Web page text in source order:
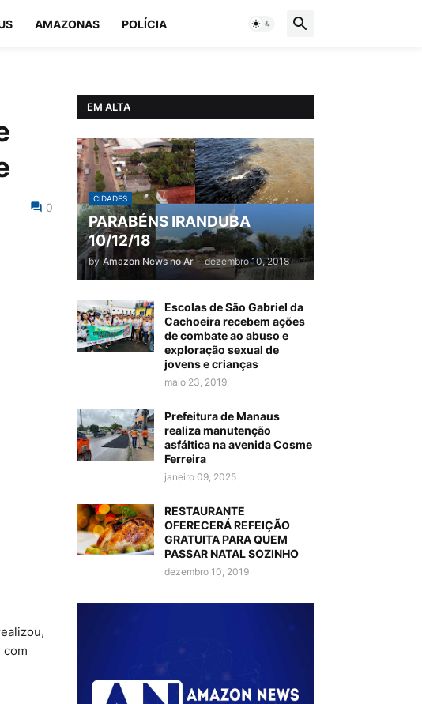
AMAZONAS POLÍCIA
0
com
EM ALTA
CIDADES
PARABÉNS IRANDUBA
10/12/18
by Amazon News no Ar - dezembro 10, 2018
Escolas de São Gabriel da
Cachoeira recebem ações
de combate ao abuso e
exploração sexual de
jovens e crianças
maio 23, 2019
Prefeitura de Manaus
realiza manutenção
asfáltica na avenida Cosme
Ferreira
janeiro 09, 2025
RESTAURANTE
OFERECERÁ REFEIÇÃO
GRATUITA PARA QUEM
PASSAR NATAL SOZINHO
dezembro 10, 2019